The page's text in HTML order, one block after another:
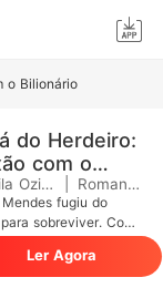
o Bilionário
do Herdeiro:
com o
Priscila Ozilio Romance
fugiu do
sobreviver. Com
gravemente doente,
adolescente sob
e um
Ler Agora